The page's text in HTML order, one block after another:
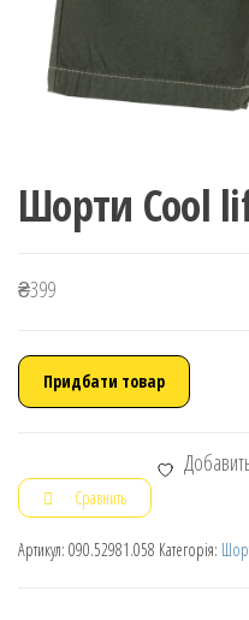
Шорти Cool
₴399
Придбати товар
Сравнить
Артикул: 090.52981.058 Категорія: